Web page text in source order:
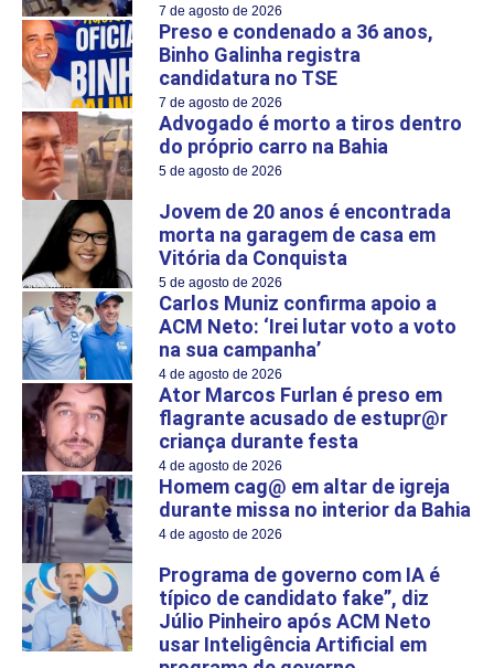
7 de agosto de 2026
Preso e condenado a 36 anos,
Binho Galinha registra
candidatura no TSE
7 de agosto de 2026
Advogado é morto a tiros dentro
do próprio carro na Bahia
5 de agosto de 2026
Jovem de 20 anos é encontrada
morta na garagem de casa em
Vitória da Conquista
5 de agosto de 2026
Carlos Muniz confirma apoio a
ACM Neto: ‘Irei lutar voto a voto
na sua campanha’
4 de agosto de 2026
Ator Marcos Furlan é preso em
flagrante acusado de estupr@r
criança durante festa
4 de agosto de 2026
Homem cag@ em altar de igreja
durante missa no interior da Bahia
4 de agosto de 2026
Programa de governo com IA é
típico de candidato fake”, diz
Júlio Pinheiro após ACM Neto
usar Inteligência Artificial em